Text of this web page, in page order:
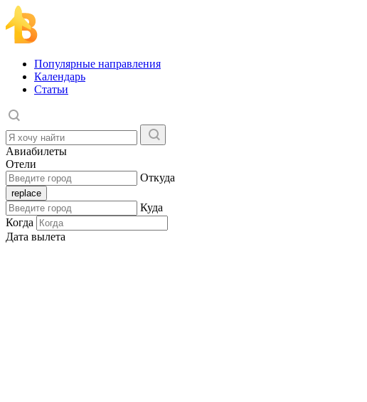
Популярные направления
Календарь
Статьи
Авиабилеты
Отели
Откуда
Куда
Когда
Дата вылета